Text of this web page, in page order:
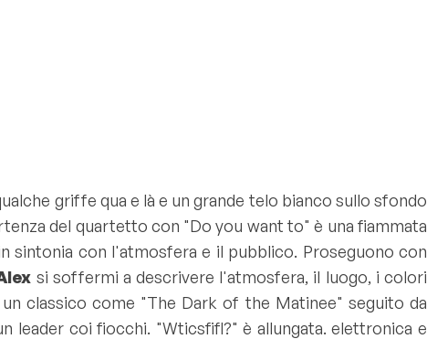
griffe qua e là e un grande telo bianco sullo sfondo
del quartetto con "Do you want to" è una fiammata
sintonia con l'atmosfera e il pubblico. Proseguono con
si soffermi a descrivere l'atmosfera, il luogo, i colori
classico come "The Dark of the Matinee" seguito da
leader coi fiocchi. "Wticsfifl?" è allungata. elettronica e